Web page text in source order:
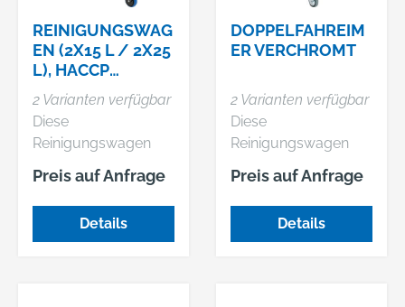
REINIGUNGSWAG
EN (2X15 L / 2X25
L), HACCP
GEEIGNET
2 Varianten verfügbar
Diese
Reinigungswagen
mit Schiebebügel
verfügen über Eimer
mit Kunststoff-
Mopp-Presse. •
Preis auf Anfrage
Details
DOPPELFAHREIM
ER VERCHROMT
2 Varianten verfügbar
Diese
Reinigungswagen
verfügen über eine
einhängbare,
strapazierfähige
Profi-Mopp-Presse. •
Preis auf Anfrage
Details